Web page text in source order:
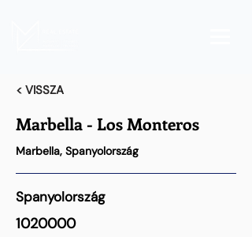
< VISSZA
Marbella - Los Monteros
Marbella, Spanyolország
Spanyolország
1020000